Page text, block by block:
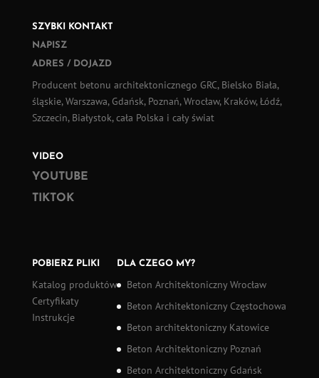
SZYBKI KONTAKT
NAPISZ
ADRES / DOJAZD
Producent betonu architektonicznego GRC, Bielsko Biała,
śląskie, Warszawa, Gdańsk, Poznań, Wrocław, Kraków, Łódź,
Szczecin, Białystok, cała Polska i cały świat
VIDEO
YOUTUBE
TIKTOK
POBIERZ PLIKI
Katalog produktów
Certyfikaty
Instrukcje
DLA CZEGO MY?
Beton Architektoniczny Wrocław
Beton Architektoniczny Częstochowa
Beton architektoniczny Katowice
Beton Architektoniczny Poznań
Beton Architektoniczny Gdańsk